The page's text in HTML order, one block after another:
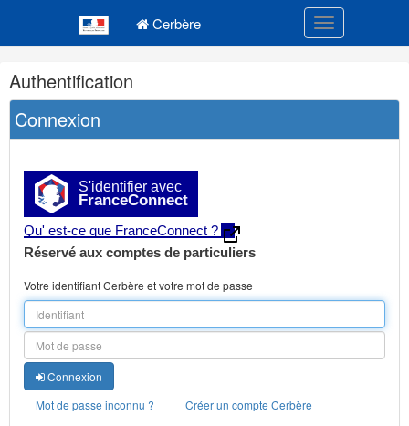
Cerbère Toggle
Navigation
et
outils
annexes
Authentification
Connexion
S'identifier avec
FranceConnect
Qu' est-ce que FranceConnect ?
Réservé aux comptes de particuliers
Votre identifiant Cerbère et votre mot de passe
Connexion
Mot de passe inconnu ?
Créer un compte Cerbère